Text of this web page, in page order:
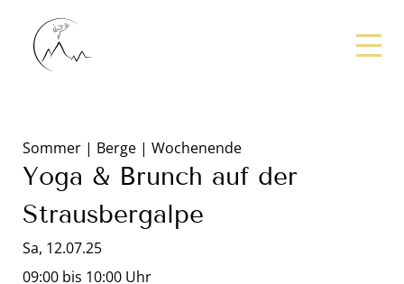
Sommer | Berge | Wochenende
Yoga & Brunch auf der
Strausbergalpe
Sa, 12.07.25
09:00 bis 10:00 Uhr